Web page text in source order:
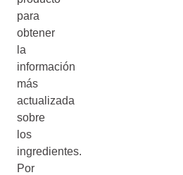
para
obtener
la
información
más
actualizada
sobre
los
ingredientes.
Por